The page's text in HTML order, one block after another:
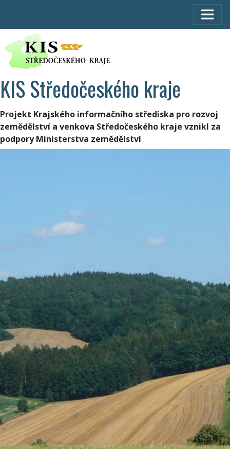
KIS Středočeského kraje
Projekt Krajského informačního střediska pro rozvoj
zemědělství a venkova Středočeského kraje vznikl za
podpory Ministerstva zemědělství